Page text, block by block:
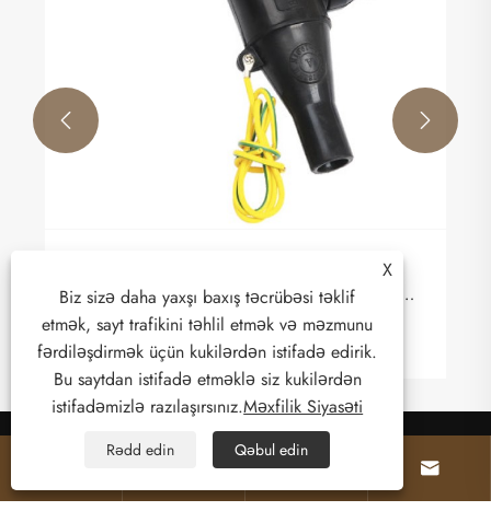
təhlükəsiz və dəqiq monitorinqini necə təmin
edir?
Ətraflı Baxın >>
 
 
X
Biz sizə daha yaxşı baxış təcrübəsi təklif
etmək, sayt trafikini təhlil etmək və məzmunu
fərdiləşdirmək üçün kukilərdən istifadə edirik.
Bu saytdan istifadə etməklə siz kukilərdən
istifadəmizlə razılaşırsınız.Məxfilik Siyasəti
Rədd edin Qəbul edin